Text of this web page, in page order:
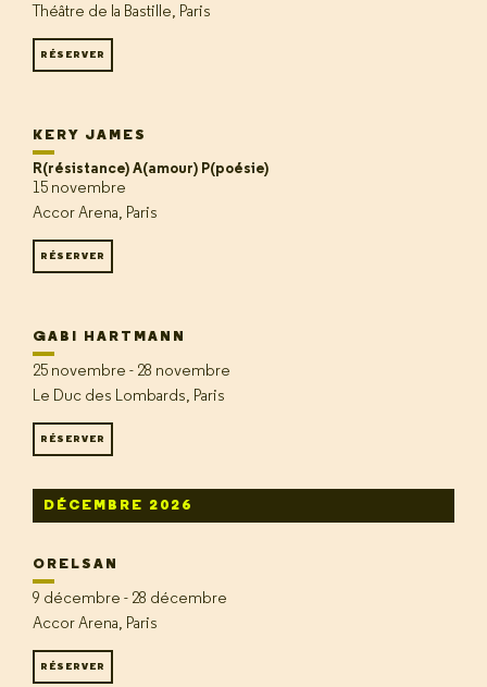
Théâtre de la Bastille, Paris
RÉSERVER
KERY JAMES
R(résistance) A(amour) P(poésie)
15 novembre
Accor Arena, Paris
RÉSERVER
GABI HARTMANN
25 novembre - 28 novembre
Le Duc des Lombards, Paris
RÉSERVER
DÉCEMBRE 2026
ORELSAN
9 décembre - 28 décembre
Accor Arena, Paris
RÉSERVER